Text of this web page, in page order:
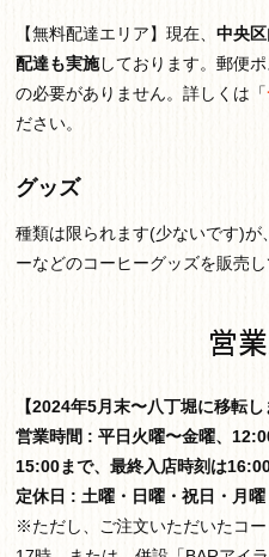
【無料配達エリア】現在、中央
配達も実施しております。郵便
の必要がありません。詳しくは「
ださい。
グッズ
種類は限られます(少ないです)
ーなどのコーヒーグッズを販売し
営
【2024年5月末〜八丁堀に移転し
営業時間 : 平日火曜〜金曜、
15:00まで、最終入店時刻は
定休日 : 土曜・日曜・祝日・月曜
※ただし、ご注文いただいたコ